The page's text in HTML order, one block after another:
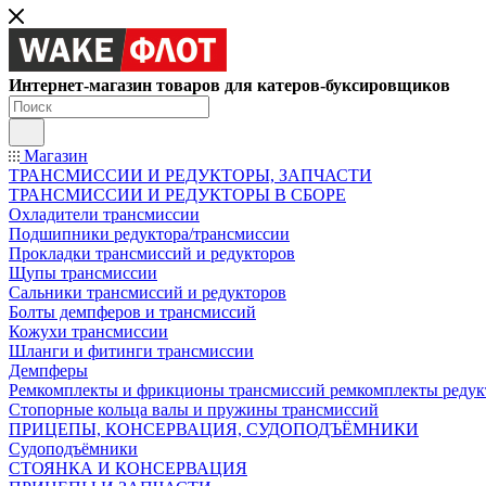
Интернет-магазин товаров для катеров-буксировщиков
Магазин
ТРАНСМИССИИ И РЕДУКТОРЫ, ЗАПЧАСТИ
ТРАНСМИССИИ И РЕДУКТОРЫ В СБОРЕ
Охладители трансмиссии
Подшипники редуктора/трансмиссии
Прокладки трансмиссий и редукторов
Щупы трансмиссии
Сальники трансмиссий и редукторов
Болты демпферов и трансмиссий
Кожухи трансмиссии
Шланги и фитинги трансмиссии
Демпферы
Ремкомплекты и фрикционы трансмиссий ремкомплекты
Стопорные кольца валы и пружины трансмиссий
ПРИЦЕПЫ, КОНСЕРВАЦИЯ, СУДОПОДЪЁМНИКИ
Судоподъёмники
СТОЯНКА И КОНСЕРВАЦИЯ